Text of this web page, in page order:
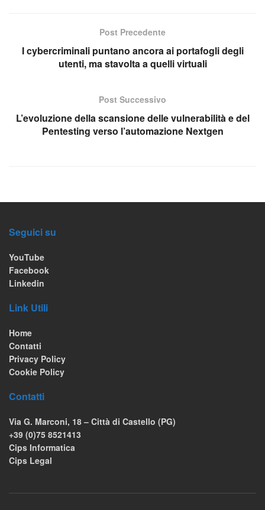
Post Precedente
I cybercriminali puntano ancora ai portafogli degli
utenti, ma stavolta a quelli virtuali
Post Successivo
L’evoluzione della scansione delle vulnerabilità e del
Pentesting verso l’automazione Nextgen
Seguici su
YouTube
Facebook
Linkedin
Link Utili
Home
Contatti
Privacy Policy
Cookie Policy
Contatti
Via G. Marconi, 18 – Città di Castello (PG)
+39 (0)75 8521413
Cips Informatica
Cips Legal